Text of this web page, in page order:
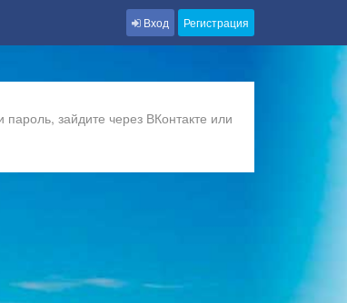
Вход Регистрация
зайдите через ВКонтакте или